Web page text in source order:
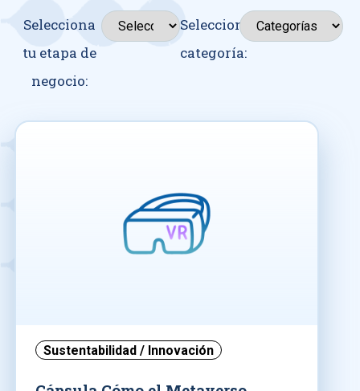
Selecciona
tu etapa de
negocio:
Seleccionar
categoría:
Sustentabilidad / Innovación